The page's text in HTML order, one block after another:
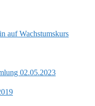
auf Wachstumskurs
02.05.2023